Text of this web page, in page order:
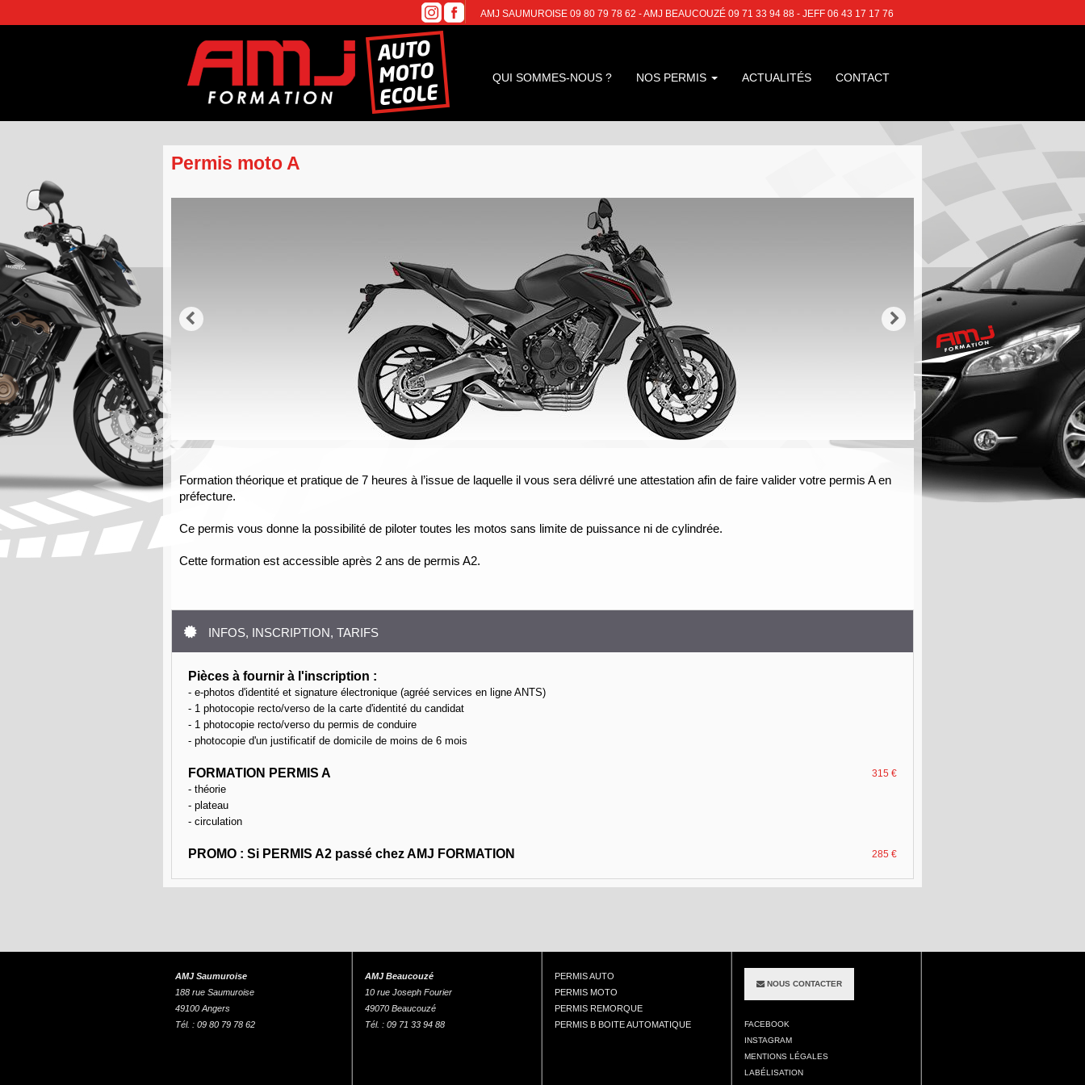
AMJ SAUMUROISE 09 80 79 78 62 - AMJ BEAUCOUZÉ 09 71 33 94 88 - JEFF 06 43 17 17 76
QUI SOMMES-NOUS ? NOS PERMIS ACTUALITÉS CONTACT
Permis moto A
Formation théorique et pratique de 7 heures à l’issue de laquelle il vous sera délivré une attestation afin de faire valider votre permis A en
préfecture.
Ce permis vous donne la possibilité de piloter toutes les motos sans limite de puissance ni de cylindrée.
Cette formation est accessible après 2 ans de permis A2.
INFOS, INSCRIPTION, TARIFS
Pièces à fournir à l'inscription :
- e-photos d'identité et signature électronique (agréé services en ligne ANTS)
- 1 photocopie recto/verso de la carte d'identité du candidat
- 1 photocopie recto/verso du permis de conduire
- photocopie d'un justificatif de domicile de moins de 6 mois
FORMATION PERMIS A 315 €
- théorie
- plateau
- circulation
PROMO : Si PERMIS A2 passé chez AMJ FORMATION 285 €
AMJ Saumuroise
188 rue Saumuroise
49100 Angers
Tél. : 09 80 79 78 62
AMJ Beaucouzé
10 rue Joseph Fourier
49070 Beaucouzé
Tél. : 09 71 33 94 88
PERMIS AUTO
PERMIS MOTO
PERMIS REMORQUE
PERMIS B BOITE AUTOMATIQUE
NOUS CONTACTER
FACEBOOK
INSTAGRAM
MENTIONS LÉGALES
LABÉLISATION